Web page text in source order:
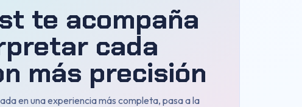
te acompaña
cada
más precisión
en una experiencia más completa, pasa a la